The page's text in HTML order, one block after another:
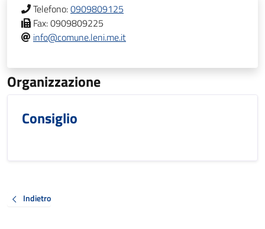
Telefono:0909809125
Fax:0909809225
info@comune.leni.me.it
Organizzazione
Consiglio
Indietro